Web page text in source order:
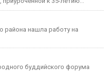
района нашла работу на
буддийского форума